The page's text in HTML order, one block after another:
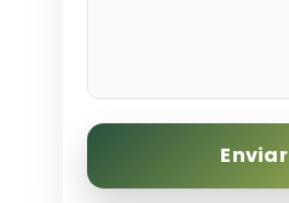
Enviar